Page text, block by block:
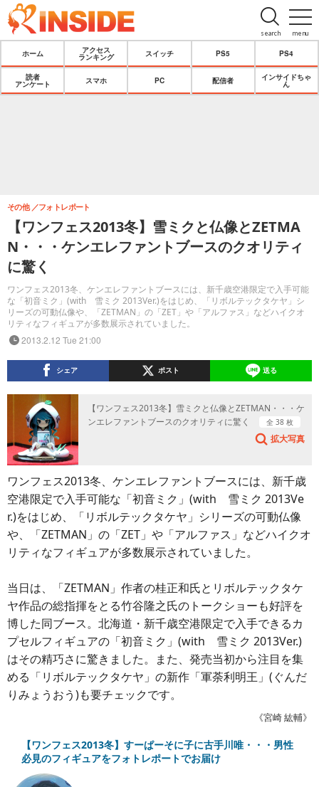
menu
search
ホーム
アクセス
ランキング
スイッチ PS5 PS4
読者
アンケート
スマホ PC 配信者
インサイドちゃ
ん
【ワンフェス2013冬】雪ミクと仏像とZETMA
N・・・ケンエレファントブースのクオリティ
に驚く
ワンフェス2013冬、ケンエレファントブースには、新千歳空港限定で入手可能
な「初音ミク」(with 雪ミク 2013Ver.)をはじめ、「リボルテックタケヤ」シ
リーズの可動仏像や、「ZETMAN」の「ZET」や「アルファス」などハイクオ
リティなフィギュアが多数展示されていました。
その他 フォトレポート
2013.2.12 Tue 21:00
シェア ポスト 送る
【ワンフェス2013冬】雪ミクと仏像とZETMAN・・・ケ
ンエレファントブースのクオリティに驚く
全 38 枚
拡大写真
ワンフェス2013冬、ケンエレファントブースには、新千歳
空港限定で入手可能な「初音ミク」(with 雪ミク 2013Ve
r.)をはじめ、「リボルテックタケヤ」シリーズの可動仏像
や、「ZETMAN」の「ZET」や「アルファス」などハイクオ
リティなフィギュアが多数展示されていました。
当日は、「ZETMAN」作者の桂正和氏とリボルテックタケ
ヤ作品の総指揮をとる竹谷隆之氏のトークショーも好評を
博した同ブース。北海道・新千歳空港限定で入手できるカ
プセルフィギュアの「初音ミク」(with 雪ミク 2013Ver.)
はその精巧さに驚きました。また、発売当初から注目を集
める「リボルテックタケヤ」の新作「軍荼利明王」(ぐんだ
りみょうおう)も要チェックです。
《宮崎 紘輔》
【ワンフェス2013冬】すーぱーそに子に古手川唯・・・男性
必見のフィギュアをフォトレポートでお届け